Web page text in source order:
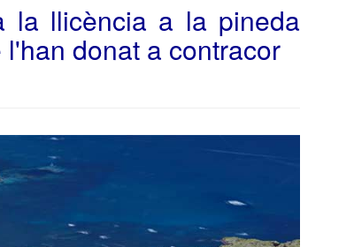
la llicència a la pineda
donat a contracor